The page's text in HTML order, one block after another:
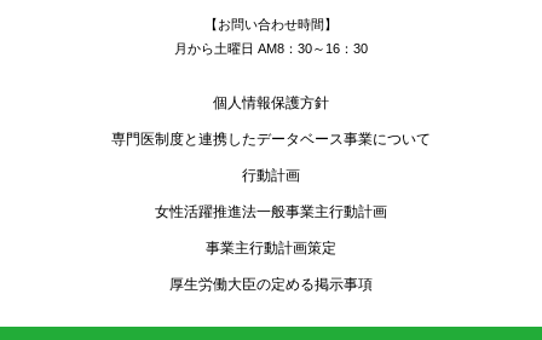
【お問い合わせ時間】
月から土曜日 AM8：30～16：30
個人情報保護方針
専門医制度と連携したデータベース事業について
行動計画
女性活躍推進法一般事業主行動計画
事業主行動計画策定
厚生労働大臣の定める掲示事項